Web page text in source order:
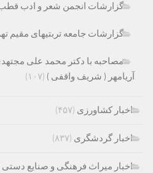
گزارشات انجمن شعر و ادب قطب
گزارشات جامعه تربتیهای مقیم
مصاحبه با دکتر محمد علی
آریامهر ( شریف واقفی ) (۱۰۷)
اخبار کشاورزی (۴۵۷)
اخبار گردشگری (۸۳۷)
اخبار میراث فرهنگی و صنایع دستی